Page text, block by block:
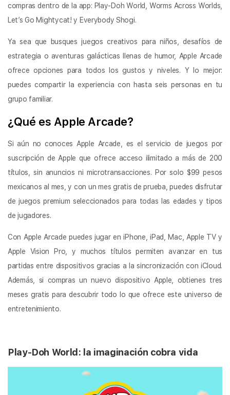
compras dentro de la app: Play-Doh World, Worms Across Worlds,
Let’s Go Mightycat! y Everybody Shogi.
Ya sea que busques juegos creativos para niños, desafíos de
estrategia o aventuras galácticas llenas de humor, Apple Arcade
ofrece opciones para todos los gustos y niveles. Y lo mejor:
puedes compartir la experiencia con hasta seis personas en tu
grupo familiar.
¿Qué es Apple Arcade?
Si aún no conoces Apple Arcade, es el servicio de juegos por
suscripción de Apple que ofrece acceso ilimitado a más de 200
títulos, sin anuncios ni microtransacciones. Por solo $99 pesos
mexicanos al mes, y con un mes gratis de prueba, puedes disfrutar
de juegos premium seleccionados para todas las edades y tipos
de jugadores.
Con Apple Arcade puedes jugar en iPhone, iPad, Mac, Apple TV y
Apple Vision Pro, y muchos títulos permiten avanzar en tus
partidas entre dispositivos gracias a la sincronización con iCloud.
Además, si compras un nuevo dispositivo Apple, obtienes tres
meses gratis para descubrir todo lo que ofrece este universo de
entretenimiento.
Play-Doh World: la imaginación cobra vida